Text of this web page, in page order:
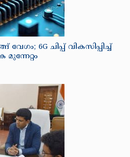
6G ചിപ്പ് വികസിപ്പിച്ച്